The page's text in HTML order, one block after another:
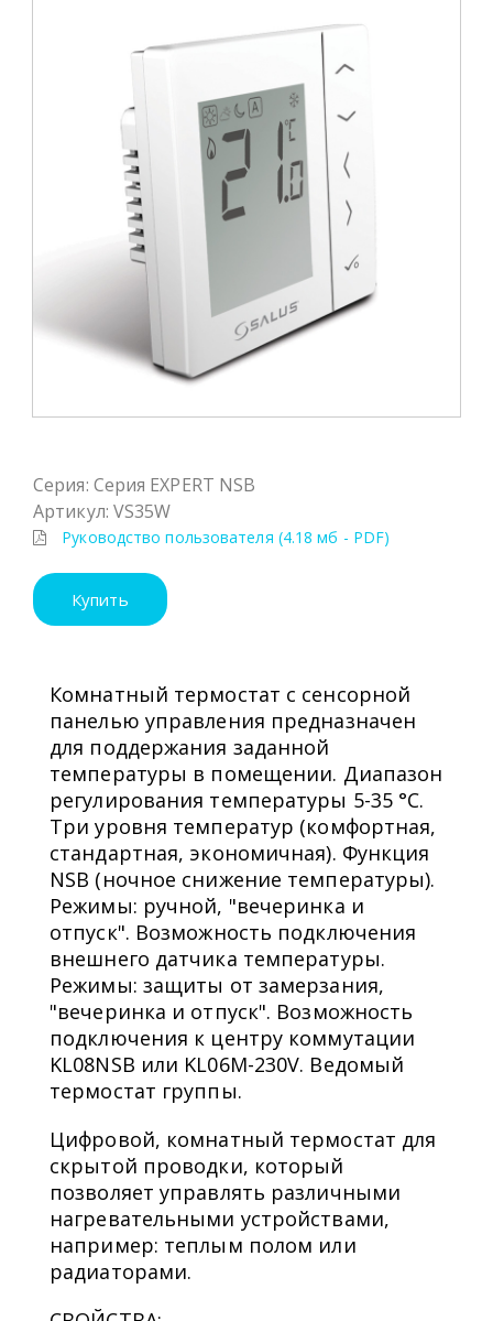
Серия: Серия EXPERT NSB
Артикул: VS35W
Руководство пользователя (4.18 мб - PDF)
Купить
Комнатный термостат с сенсорной
панелью управления предназначен
для поддержания заданной
температуры в помещении. Диапазон
регулирования температуры 5-35 °C.
Три уровня температур (комфортная,
стандартная, экономичная). Функция
NSB (ночное снижение температуры).
Режимы: ручной, "вечеринка и
отпуск". Возможность подключения
внешнего датчика температуры.
Режимы: защиты от замерзания,
"вечеринка и отпуск". Возможность
подключения к центру коммутации
KL08NSB или KL06M-230V. Ведомый
термостат группы.
Цифровой, комнатный термостат для
скрытой проводки, который
позволяет управлять различными
нагревательными устройствами,
например: теплым полом или
радиаторами.